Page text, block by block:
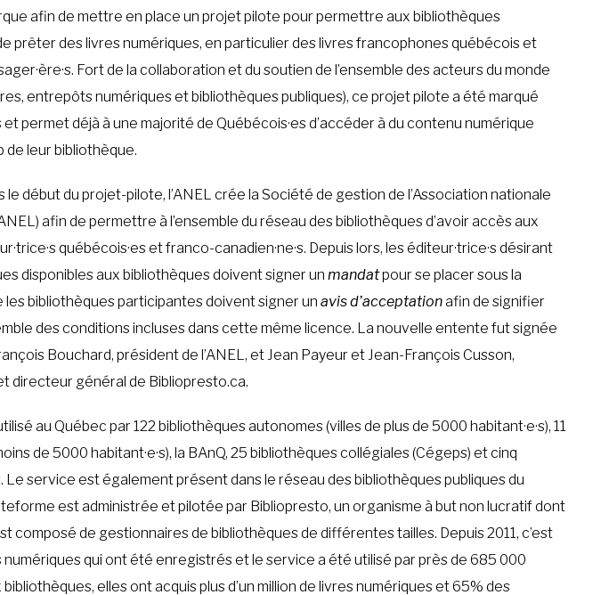
afin de mettre en place un projet pilote pour permettre aux bibliothèques
prêter des livres numériques, en particulier des livres francophones québécois et
Fort de la collaboration et du soutien de l’ensemble des acteurs du monde
entrepôts numériques et bibliothèques publiques), ce projet pilote a été marqué
permet déjà à une majorité de Québécois·es d’accéder à du contenu numérique
de leur bibliothèque.
le début du projet-pilote, l’ANEL crée la Société de gestion de l’Association nationale
afin de permettre à l’ensemble du réseau des bibliothèques d’avoir accès aux
québécois·es et franco-canadien·ne·s. Depuis lors, les éditeur·trice·s désirant
disponibles aux bibliothèques doivent signer unmandatpour se placer sous la
les bibliothèques participantes doivent signer unavis d’acceptationafin de signifier
des conditions incluses dans cette même licence. La nouvelle entente fut signée
Bouchard, président de l’ANEL, et Jean Payeur et Jean-François Cusson,
directeur général de Bibliopresto.ca.
au Québec par 122 bibliothèques autonomes (villes de plus de 5000 habitant·e·s), 11
de 5000 habitant·e·s), la BAnQ, 25 bibliothèques collégiales (Cégeps) et cinq
service est également présent dans le réseau des bibliothèques publiques du
est administrée et pilotée par Bibliopresto, un organisme à but non lucratif dont
composé de gestionnaires de bibliothèques de différentes tailles. Depuis 2011, c’est
numériques qui ont été enregistrés et le service a été utilisé par près de 685 000
bibliothèques, elles ont acquis plus d’un million de livres numériques et 65% des